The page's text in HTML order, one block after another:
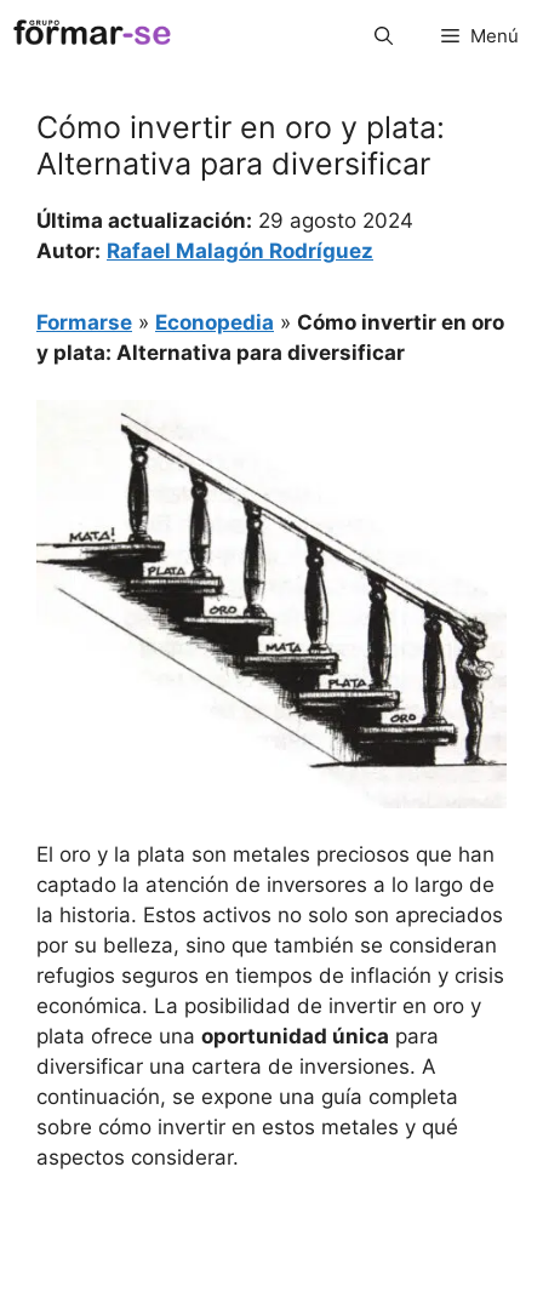
Saltar
al
Menú
Cómo invertir en oro y plata:
Alternativa para diversificar
Última actualización: 29 agosto 2024
Autor: Rafael Malagón Rodríguez
Formarse » Econopedia » Cómo invertir en oro
y plata: Alternativa para diversificar
El‍ oro y la plata son metales preciosos que han
captado ⁢la atención de inversores a⁢ lo largo de
la historia. Estos activos no solo son apreciados
por su⁣ belleza, sino que también se consideran
refugios seguros en ⁢tiempos de ⁤inflación y ​crisis
económica. La posibilidad de invertir en oro y
plata ofrece una oportunidad única para
diversificar una ‍cartera ⁢de inversiones. A
continuación, se expone⁣ una guía completa
sobre cómo invertir en estos metales y qué‌
aspectos considerar.